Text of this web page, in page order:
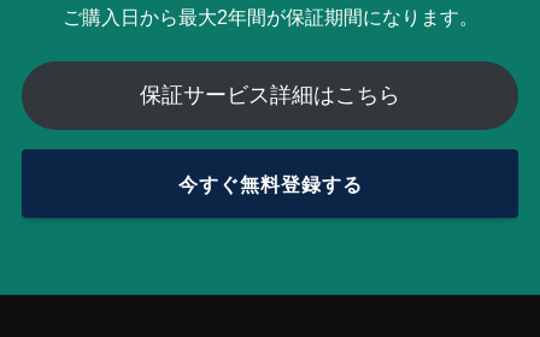
ご購入日から最大2年間が保証期間になります。
保証サービス詳細はこちら
今すぐ無料登録する